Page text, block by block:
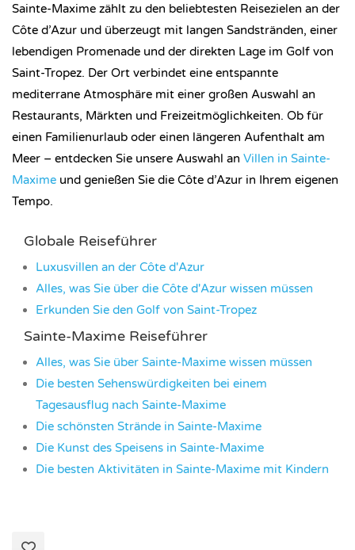
Sainte-Maxime zählt zu den beliebtesten Reisezielen an der
Côte d’Azur und überzeugt mit langen Sandstränden, einer
lebendigen Promenade und der direkten Lage im Golf von
Saint-Tropez. Der Ort verbindet eine entspannte
mediterrane Atmosphäre mit einer großen Auswahl an
Restaurants, Märkten und Freizeitmöglichkeiten. Ob für
einen Familienurlaub oder einen längeren Aufenthalt am
Meer – entdecken Sie unsere Auswahl an Villen in Sainte-
Maxime und genießen Sie die Côte d’Azur in Ihrem eigenen
Tempo.
Globale Reiseführer
Luxusvillen an der Côte d'Azur
Alles, was Sie über die Côte d'Azur wissen müssen
Erkunden Sie den Golf von Saint-Tropez
Sainte-Maxime Reiseführer
Alles, was Sie über Sainte-Maxime wissen müssen
Die besten Sehenswürdigkeiten bei einem
Tagesausflug nach Sainte-Maxime
Die schönsten Strände in Sainte-Maxime
Die Kunst des Speisens in Sainte-Maxime
Die besten Aktivitäten in Sainte-Maxime mit Kindern